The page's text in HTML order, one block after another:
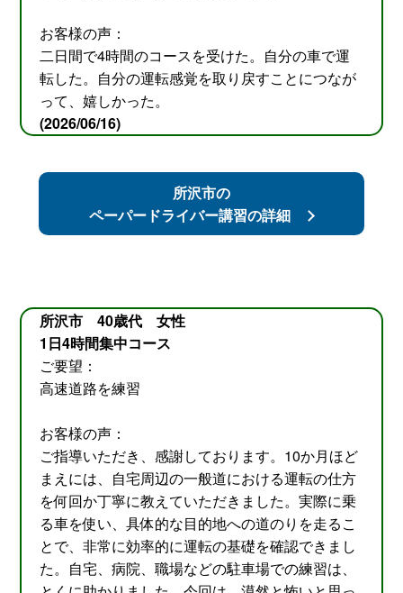
お客様の声：
二日間で4時間のコースを受けた。自分の車で運
転した。自分の運転感覚を取り戻すことにつなが
って、嬉しかった。
(2026/06/16)
所沢市の
ペーパードライバー講習の詳細
所沢市 40歳代 女性
1日4時間集中コース
ご要望：
高速道路を練習
お客様の声：
ご指導いただき、感謝しております。10か月ほど
まえには、自宅周辺の一般道における運転の仕方
を何回か丁寧に教えていただきました。実際に乗
る車を使い、具体的な目的地への道のりを走るこ
とで、非常に効率的に運転の基礎を確認できまし
た。自宅、病院、職場などの駐車場での練習は、